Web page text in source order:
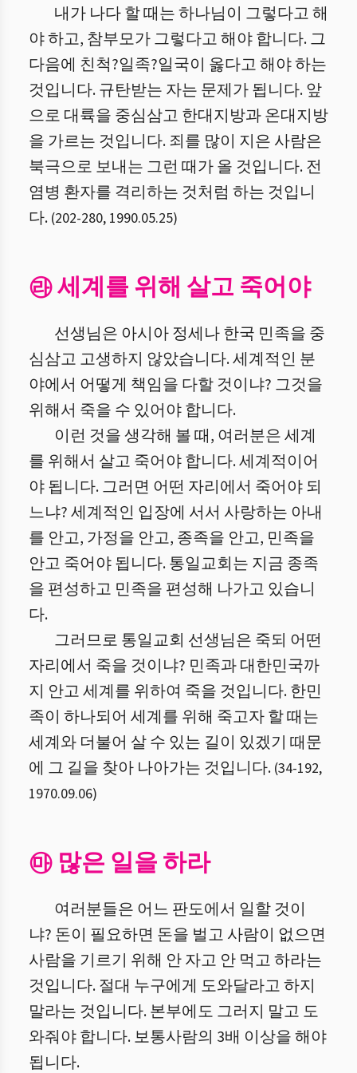
내가 나다 할 때는 하나님이 그렇다고 해
야 하고, 참부모가 그렇다고 해야 합니다. 그
다음에 친척?일족?일국이 옳다고 해야 하는
것입니다. 규탄받는 자는 문제가 됩니다. 앞
으로 대륙을 중심삼고 한대지방과 온대지방
을 가르는 것입니다. 죄를 많이 지은 사람은
북극으로 보내는 그런 때가 올 것입니다. 전
염병 환자를 격리하는 것처럼 하는 것입니
다. (202-280, 1990.05.25)
㉱ 세계를 위해 살고 죽어야
선생님은 아시아 정세나 한국 민족을 중
심삼고 고생하지 않았습니다. 세계적인 분
야에서 어떻게 책임을 다할 것이냐? 그것을
위해서 죽을 수 있어야 합니다.
이런 것을 생각해 볼 때, 여러분은 세계
를 위해서 살고 죽어야 합니다. 세계적이어
야 됩니다. 그러면 어떤 자리에서 죽어야 되
느냐? 세계적인 입장에 서서 사랑하는 아내
를 안고, 가정을 안고, 종족을 안고, 민족을
안고 죽어야 됩니다. 통일교회는 지금 종족
을 편성하고 민족을 편성해 나가고 있습니
다.
그러므로 통일교회 선생님은 죽되 어떤
자리에서 죽을 것이냐? 민족과 대한민국까
지 안고 세계를 위하여 죽을 것입니다. 한민
족이 하나되어 세계를 위해 죽고자 할 때는
세계와 더불어 살 수 있는 길이 있겠기 때문
에 그 길을 찾아 나아가는 것입니다. (34-192,
1970.09.06)
㉲ 많은 일을 하라
여러분들은 어느 판도에서 일할 것이
냐? 돈이 필요하면 돈을 벌고 사람이 없으면
사람을 기르기 위해 안 자고 안 먹고 하라는
것입니다. 절대 누구에게 도와달라고 하지
말라는 것입니다. 본부에도 그러지 말고 도
와줘야 합니다. 보통사람의 3배 이상을 해야
됩니다.